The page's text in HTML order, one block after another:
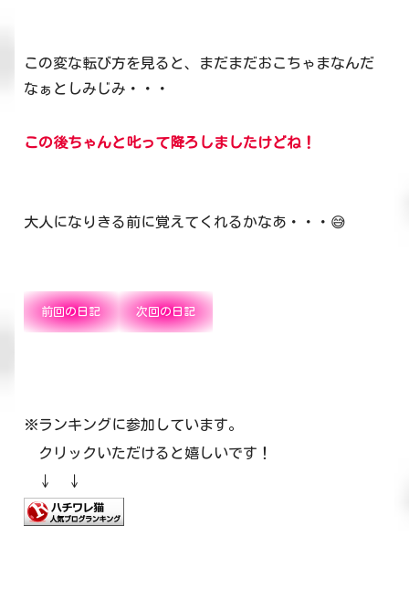
この変な転び方を見ると、まだまだおこちゃまなんだ
なぁとしみじみ・・・
この後ちゃんと叱って降ろしましたけどね！
大人になりきる前に覚えてくれるかなあ・・・😅
前回の日記 次回の日記
※ランキングに参加しています。
クリックいただけると嬉しいです！
↓ ↓